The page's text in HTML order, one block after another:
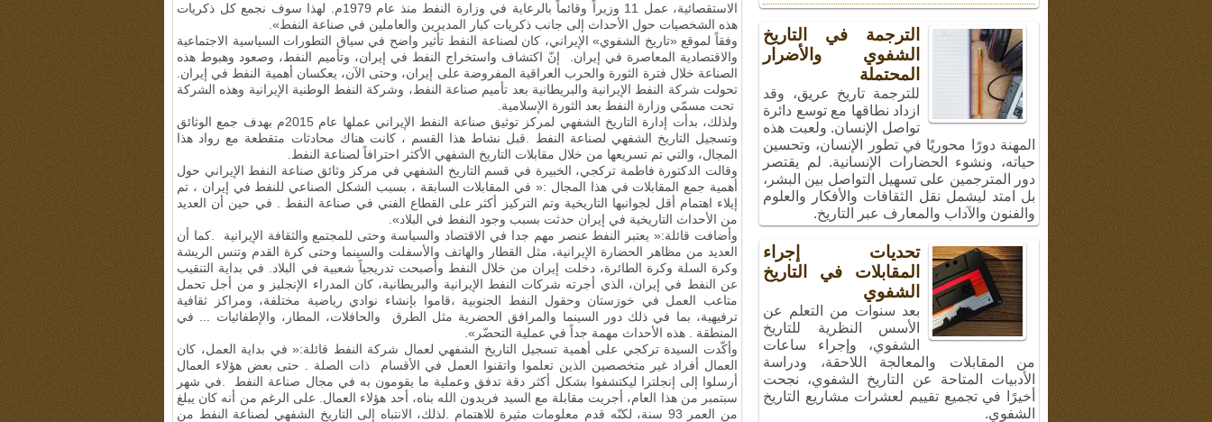
الاستقصائية، عمل 11 وزيراً وقائماً بالرعاية في وزارة النفط منذ عام 1979م. لهذا سوف نجمع كل ذكريات
هذه الشخصيات حول الأحداث إلى جانب ذكريات كبار المديرين والعاملين في صناعة النفط».
وفقاً لموقع «تاريخ الشفوي» الإيراني، كان لصناعة النفط تأثير واضح في سياق التطورات السياسية الاجتماعية
والاقتصادية المعاصرة في إيران. إنّ اكتشاف واستخراج النفط في إيران، وتأميم النفط، وصعود وهبوط هذه
الصناعة خلال فترة الثورة والحرب العراقية المفروضة على إيران، وحتى الآن، يعكسان أهمية النفط في إيران
تحولت شركة النفط الإيرانية والبريطانية بعد تأميم صناعة النفط، وشركة النفط الوطنية الإيرانية وهذه الشركة
تحت مسمّي وزارة النفط بعد الثورة الإسلامية
ولذلك، بدأت إدارة التاريخ الشفهي لمركز توثيق صناعة النفط الإيراني عملها عام 2015م بهدف جمع الوثائق
وتسجيل التاريخ الشفهي لصناعة النفط
قبل نشاط هذا القسم ، كانت هناك محادثات متقطعة مع رواد هذا
المجال، والتي تم تسريعها من خلال مقابلات التاريخ الشفهي الأكثر احترافاً لصناعة النفط
وقالت الدكتورة فاطمة تركجي، الخبيرة في قسم التاريخ الشفهي في مركز وثائق صناعة النفط الإيراني حول
أهمية جمع المقابلات في هذا المجال :« في المقابلات السابقة ، بسبب الشكل الصناعي للنفط في إيران ، تم
إيلاء اهتمام أقل لجوانبها التاريخية وتم التركيز أكثر على القطاع الفني في صناعة النفط
في حين أن العديد
من الأحداث التاريخية في إيران حدثت بسبب وجود النفط في البلاد».
وأضافت قائلة:« يعتبر النفط عنصر مهم جدا في الاقتصاد والسياسة وحتى للمجتمع والثقافة الإيرانية
.كما أن
العديد من مظاهر الحضارة الإيرانية، مثل القطار والهاتف والأسفلت والسينما وحتى كرة القدم وتنس الريشة
وكرة السلة وكرة الطائرة، دخلت إيران من خلال النفط وأصبحت تدريجياً شعبية في البلاد. في بداية التنقيب
عن النفط في إيران، الذي أجرته شركات النفط الإيرانية والبريطانية، كان المدراء الإنجليز و من أجل تحمل
متاعب العمل في خوزستان وحقول النفط الجنوبية ،قاموا بإنشاء نوادي رياضية مختلفة، ومراكز ثقافية
ترفيهية، بما في ذلك دور السينما والمرافق الحضرية مثل الطرق والحافلات، المطار، والإطفائيات ... في
المنطقة . هذه الأحداث مهمة جداً في عملية التحضّر».
وأكّدت السيدة تركجي على أهمية تسجيل التاريخ الشفهي لعمال شركة النفط قائلة:« في بداية العمل، كان
العمال أفراد غير متخصصين الذين تعلموا واتقنوا العمل في الأقسام ذات الصلة
حتى بعض هؤلاء العمال
أرسلوا إلى إنجلترا ليكتشفوا بشكل أكثر دقة تدفق وعملية ما يقومون به في مجال صناعة النفط
في شهر
سبتمبر من هذا العام، أجريت مقابلة مع السيد فريدون الله بناه، أحد هؤلاء العمال
على الرغم من أنه كان يبلغ
من العمر 93 سنة، لكنّه قدم معلومات مثيرة للاهتمام
لذلك، الانتباه إلى التاريخ الشفهي لصناعة النفط من
الترجمة في التاريخ
الشفوي والأضرار
المحتملة
للترجمة تاريخ عريق، وقد
ازداد نطاقها مع توسع دائرة
تواصل الإنسان. ولعبت هذه
المهنة دورًا محوريًا في تطور الإنسان، وتحسين
حياته، ونشوء الحضارات الإنسانية. لم يقتصر
دور المترجمين على تسهيل التواصل بين البشر،
بل امتد ليشمل نقل الثقافات والأفكار والعلوم
والفنون والآداب والمعارف عبر التاريخ.
تحديات إجراء
المقابلات في التاريخ
الشفوي
بعد سنوات من التعلم عن
الأسس النظرية للتاريخ
الشفوي، وإجراء ساعات
من المقابلات والمعالجة اللاحقة، ودراسة
الأدبيات المتاحة عن التاريخ الشفوي، نجحت
أخيرًا في تجميع تقييم لعشرات مشاريع التاريخ
الشفوي.